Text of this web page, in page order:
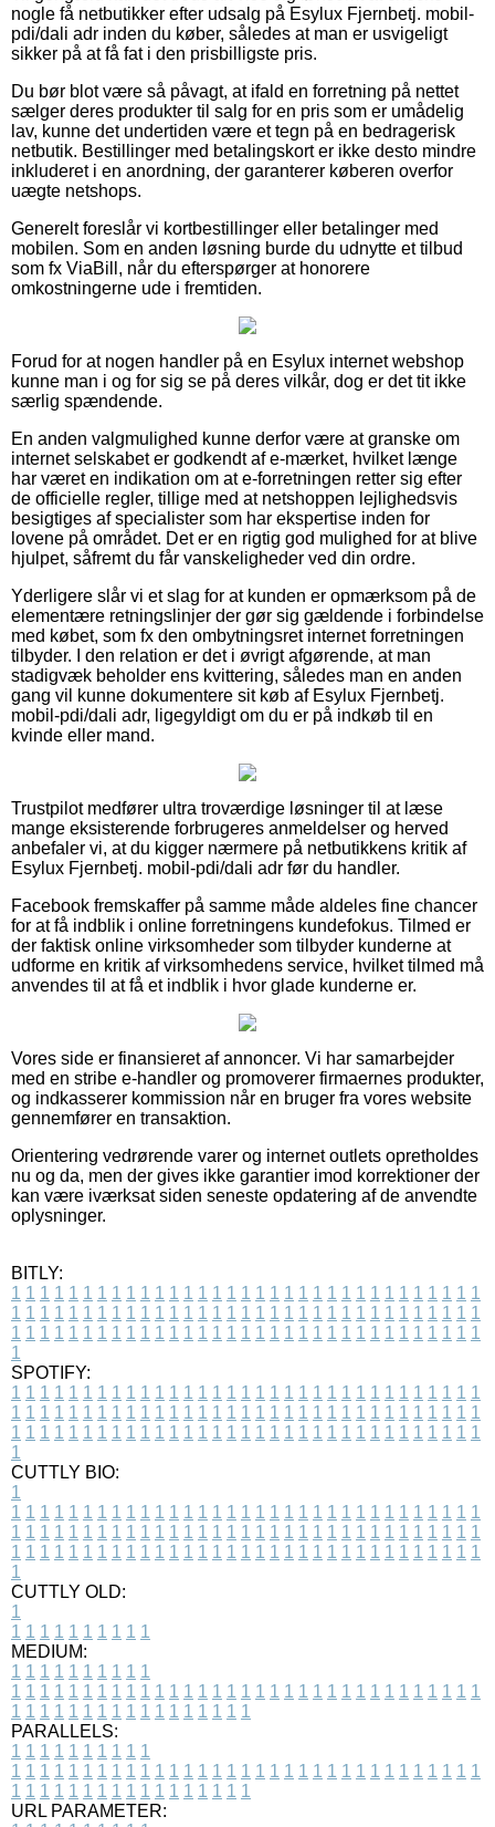
nogle få netbutikker efter udsalg på Esylux Fjernbetj. mobil-
pdi/dali adr inden du køber, således at man er usvigeligt
sikker på at få fat i den prisbilligste pris.
Du bør blot være så påvagt, at ifald en forretning på nettet
sælger deres produkter til salg for en pris som er umådelig
lav, kunne det undertiden være et tegn på en bedragerisk
netbutik. Bestillinger med betalingskort er ikke desto mindre
inkluderet i en anordning, der garanterer køberen overfor
uægte netshops.
Generelt foreslår vi kortbestillinger eller betalinger med
mobilen. Som en anden løsning burde du udnytte et tilbud
som fx ViaBill, når du efterspørger at honorere
omkostningerne ude i fremtiden.
Forud for at nogen handler på en Esylux internet webshop
kunne man i og for sig se på deres vilkår, dog er det tit ikke
særlig spændende.
En anden valgmulighed kunne derfor være at granske om
internet selskabet er godkendt af e-mærket, hvilket længe
har været en indikation om at e-forretningen retter sig efter
de officielle regler, tillige med at netshoppen lejlighedsvis
besigtiges af specialister som har ekspertise inden for
lovene på området. Det er en rigtig god mulighed for at blive
hjulpet, såfremt du får vanskeligheder ved din ordre.
Yderligere slår vi et slag for at kunden er opmærksom på de
elementære retningslinjer der gør sig gældende i forbindelse
med købet, som fx den ombytningsret internet forretningen
tilbyder. I den relation er det i øvrigt afgørende, at man
stadigvæk beholder ens kvittering, således man en anden
gang vil kunne dokumentere sit køb af Esylux Fjernbetj.
mobil-pdi/dali adr, ligegyldigt om du er på indkøb til en
kvinde eller mand.
Trustpilot medfører ultra troværdige løsninger til at læse
mange eksisterende forbrugeres anmeldelser og herved
anbefaler vi, at du kigger nærmere på netbutikkens kritik af
Esylux Fjernbetj. mobil-pdi/dali adr før du handler.
Facebook fremskaffer på samme måde aldeles fine chancer
for at få indblik i online forretningens kundefokus. Tilmed er
der faktisk online virksomheder som tilbyder kunderne at
udforme en kritik af virksomhedens service, hvilket tilmed må
anvendes til at få et indblik i hvor glade kunderne er.
Vores side er finansieret af annoncer. Vi har samarbejder
med en stribe e-handler og promoverer firmaernes produkter,
og indkasserer kommission når en bruger fra vores website
gennemfører en transaktion.
Orientering vedrørende varer og internet outlets opretholdes
nu og da, men der gives ikke garantier imod korrektioner der
kan være iværksat siden seneste opdatering af de anvendte
oplysninger.
BITLY:
1 1 1 1 1 1 1 1 1 1 1 1 1 1 1 1 1 1 1 1 1 1 1 1 1 1 1 1 1 1 1 1 1
1 1 1 1 1 1 1 1 1 1 1 1 1 1 1 1 1 1 1 1 1 1 1 1 1 1 1 1 1 1 1 1 1
1 1 1 1 1 1 1 1 1 1 1 1 1 1 1 1 1 1 1 1 1 1 1 1 1 1 1 1 1 1 1 1 1
1
SPOTIFY:
1 1 1 1 1 1 1 1 1 1 1 1 1 1 1 1 1 1 1 1 1 1 1 1 1 1 1 1 1 1 1 1 1
1 1 1 1 1 1 1 1 1 1 1 1 1 1 1 1 1 1 1 1 1 1 1 1 1 1 1 1 1 1 1 1 1
1 1 1 1 1 1 1 1 1 1 1 1 1 1 1 1 1 1 1 1 1 1 1 1 1 1 1 1 1 1 1 1 1
1
CUTTLY BIO:
1
1 1 1 1 1 1 1 1 1 1 1 1 1 1 1 1 1 1 1 1 1 1 1 1 1 1 1 1 1 1 1 1 1
1 1 1 1 1 1 1 1 1 1 1 1 1 1 1 1 1 1 1 1 1 1 1 1 1 1 1 1 1 1 1 1 1
1 1 1 1 1 1 1 1 1 1 1 1 1 1 1 1 1 1 1 1 1 1 1 1 1 1 1 1 1 1 1 1 1
1
CUTTLY OLD:
1
1 1 1 1 1 1 1 1 1 1
MEDIUM:
1 1 1 1 1 1 1 1 1 1
1 1 1 1 1 1 1 1 1 1 1 1 1 1 1 1 1 1 1 1 1 1 1 1 1 1 1 1 1 1 1 1 1
1 1 1 1 1 1 1 1 1 1 1 1 1 1 1 1 1
PARALLELS:
1 1 1 1 1 1 1 1 1 1
1 1 1 1 1 1 1 1 1 1 1 1 1 1 1 1 1 1 1 1 1 1 1 1 1 1 1 1 1 1 1 1 1
1 1 1 1 1 1 1 1 1 1 1 1 1 1 1 1 1
URL PARAMETER: